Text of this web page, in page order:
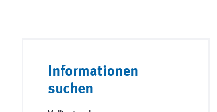
Informationen
suchen